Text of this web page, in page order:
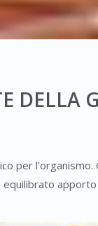
DELLA
per
equilibrato